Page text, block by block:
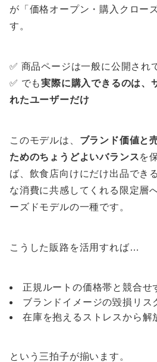
が「価格オープン・購入クロー
す。
✅ 商品ページは一般に公開され
✅ でも実際に購入できるのは、
れたユーザーだけ
このモデルは、 ブランド価値と
ためのちょうどよいバランスを
ば、飲食店向けにだけ出品でき
な消費に共感してくれる限定層
ーズドモデルの一種です。
こうした販路を活用すれば…
正規ルートの価格帯と競合せ
ブランドイメージの毀損リス
在庫を抱えるストレスから解
という三拍子が揃います。